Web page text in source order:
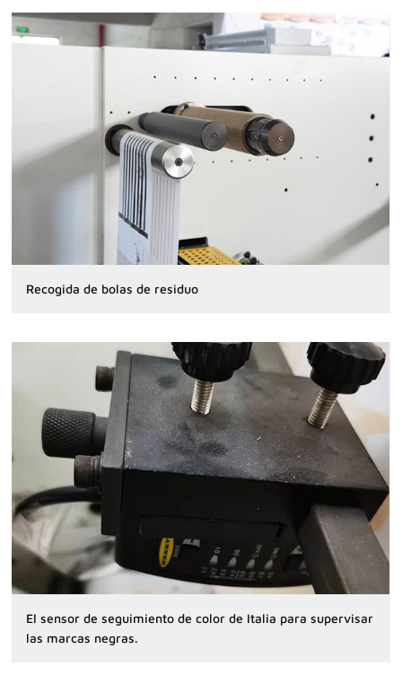
Recogida de bolas de residuo
El sensor de seguimiento de color de Italia para supervisar
las marcas negras.